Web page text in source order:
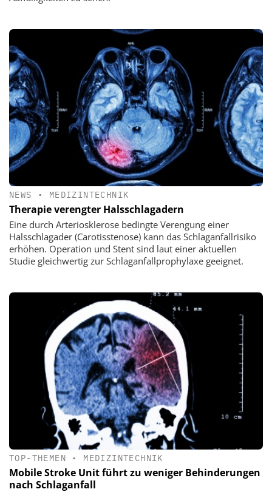
NEWS • MEDIZINTECHNIK
Therapie verengter Halsschlagadern
Eine durch Arteriosklerose bedingte Verengung einer
Halsschlagader (Carotisstenose) kann das Schlaganfallrisiko
erhöhen. Operation und Stent sind laut einer aktuellen
Studie gleichwertig zur Schlaganfallprophylaxe geeignet.
TOP-THEMEN • MEDIZINTECHNIK
Mobile Stroke Unit führt zu weniger Behinderungen
nach Schlaganfall